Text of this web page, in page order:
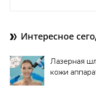
Интересное
Лазерная
кожи